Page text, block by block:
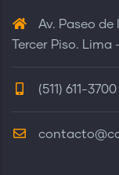
Av. Paseo de
Tercer Piso. Lima
(511) 611-3700